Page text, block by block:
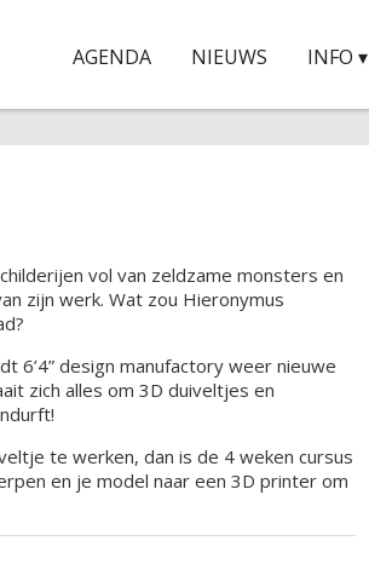
AGENDA NIEUWS INFO ▾
vol van zeldzame monsters en
zijn werk. Wat zou Hieronymus
6’4” design manufactory weer nieuwe
zich alles om 3D duiveltjes en
te werken, dan is de 4 weken cursus
en je model naar een 3D printer om